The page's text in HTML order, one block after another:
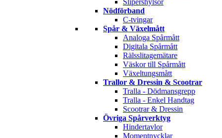
Nödförband
C-tvingar
Spår & Växelmått
Analoga Spårmått
Digitala Spårmått
Rälsslitagemätare
Väskor till Spårmått
Växeltungsmått
Trallor & Dressin & Scootrar
Tralla - Dödmansgrepp
Tralla - Enkel Handtag
Scootrar & Dressin
Övriga Spårverktyg
Hindertavlor
Momentnycklar